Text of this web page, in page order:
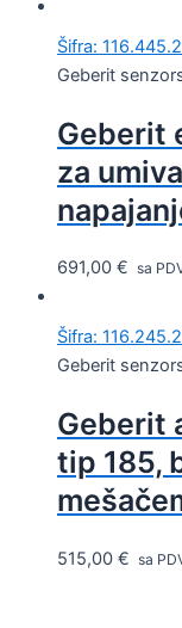
Šifra:
Geberit
Geberit
za
691,00 € sa
Šifra:
Geberit
Geberit
tip 185,
515,00 € sa